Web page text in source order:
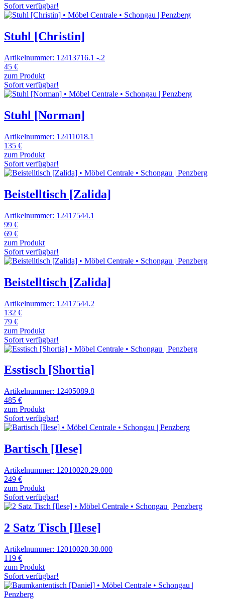
Sofort verfügbar!
Stuhl [Christin]
Artikelnummer: 12413716.1 -.2
45 €
zum Produkt
Sofort verfügbar!
Stuhl [Norman]
Artikelnummer: 12411018.1
135 €
zum Produkt
Sofort verfügbar!
Beistelltisch [Zalida]
Artikelnummer: 12417544.1
99 €
69 €
zum Produkt
Sofort verfügbar!
Beistelltisch [Zalida]
Artikelnummer: 12417544.2
132 €
79 €
zum Produkt
Sofort verfügbar!
Esstisch [Shortia]
Artikelnummer: 12405089.8
485 €
zum Produkt
Sofort verfügbar!
Bartisch [Ilese]
Artikelnummer: 12010020.29.000
249 €
zum Produkt
Sofort verfügbar!
2 Satz Tisch [Ilese]
Artikelnummer: 12010020.30.000
119 €
zum Produkt
Sofort verfügbar!